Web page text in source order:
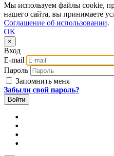
Мы используем файлы cookie,
нашего сайта, вы принимаете
Соглашение об использовании.
OK
×
Вход
E-mail
Пароль
Запомнить меня
Забыли свой пароль?